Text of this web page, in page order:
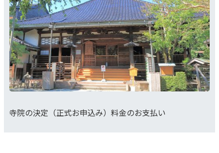
寺院の決定（正式お申込み）料金のお支払い